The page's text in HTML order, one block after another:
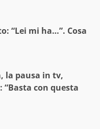
“Lei mi ha…”. Cosa
la pausa in tv,
“Basta con questa